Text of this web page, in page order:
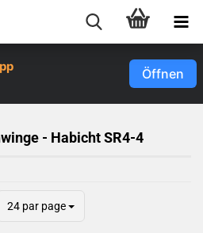
Öffnen
- Habicht SR4-4
24 par page